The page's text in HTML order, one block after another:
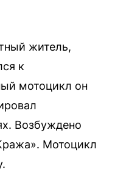
житель,
к
мотоцикл он
Возбуждено
Мотоцикл